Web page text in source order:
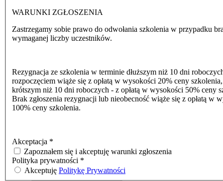
WARUNKI ZGŁOSZENIA
Zastrzegamy sobie prawo do odwołania szkolenia w przypadku
wymaganej liczby uczestników.
Rezygnacja ze szkolenia w terminie dłuższym niż 10 dni
rozpoczęciem wiąże się z opłatą w wysokości 20% ceny
krótszym niż 10 dni roboczych - z opłatą w wysokości 50% ceny
Brak zgłoszenia rezygnacji lub nieobecność wiąże się z opłatą w
100% ceny szkolenia.
Akceptacja *
Zapoznałem się i akceptuję warunki zgłoszenia
Polityka prywatności *
Akceptuję Politykę Prywatności